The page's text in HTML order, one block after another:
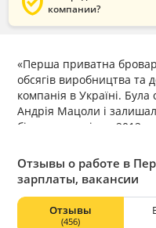
компании?
«Перша приватна
обсягів виробництва
компанія в Україні.
Андрія Мацоли і
бізнесом до січня 2012
Сьогодні «Перша
управління 2-ма
сумарною потужністю
акціонером компанії є
Мацола, другий за
Отзывы о работе в
зарплаты, вакансии
Отзывы
(456)